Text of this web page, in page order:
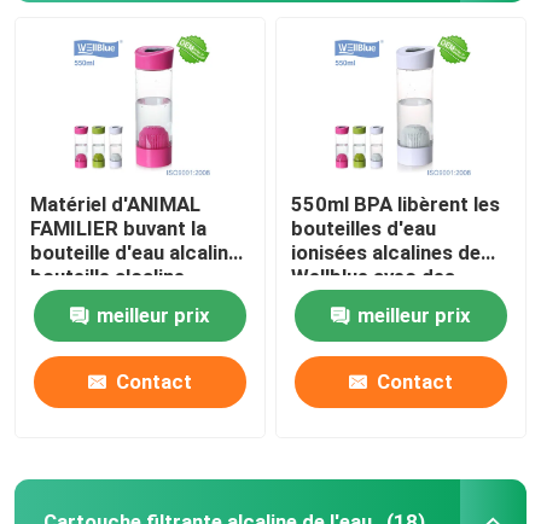
Matériel d'ANIMAL
FAMILIER buvant la
bouteille d'eau alcaline,
bouteille alcaline
d'Ionizer de l'eau
minéralemeilleur prix
Contact
550ml BPA libèrent les
bouteilles d'eau
ionisées alcalines de
Wellblue avec des
boules de Minerial
meilleur prix
Contact